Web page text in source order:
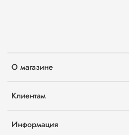
О магазине
Клиентам
Информация